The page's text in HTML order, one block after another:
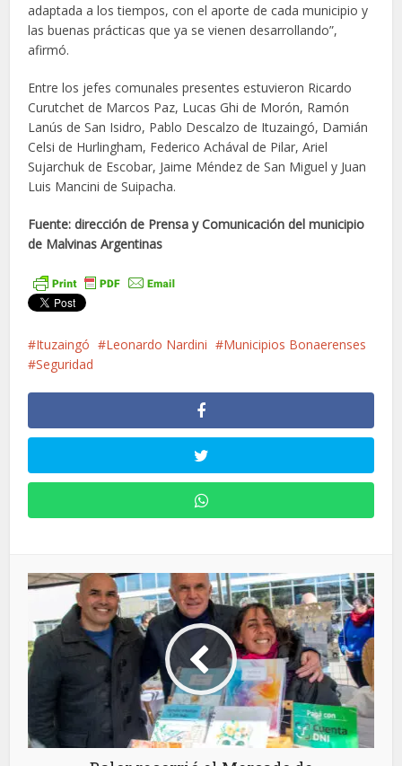
adaptada a los tiempos, con el aporte de cada municipio y
las buenas prácticas que ya se vienen desarrollando”,
afirmó.
Entre los jefes comunales presentes estuvieron Ricardo
Curutchet de Marcos Paz, Lucas Ghi de Morón, Ramón
Lanús de San Isidro, Pablo Descalzo de Ituzaingó, Damián
Celsi de Hurlingham, Federico Achával de Pilar, Ariel
Sujarchuk de Escobar, Jaime Méndez de San Miguel y Juan
Luis Mancini de Suipacha.
Fuente: dirección de Prensa y Comunicación del municipio
de Malvinas Argentinas
Ituzaingó Leonardo Nardini
Municipios Bonaerenses
Seguridad